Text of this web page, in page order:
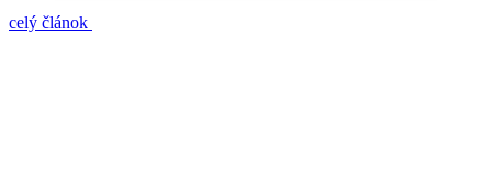
celý článok